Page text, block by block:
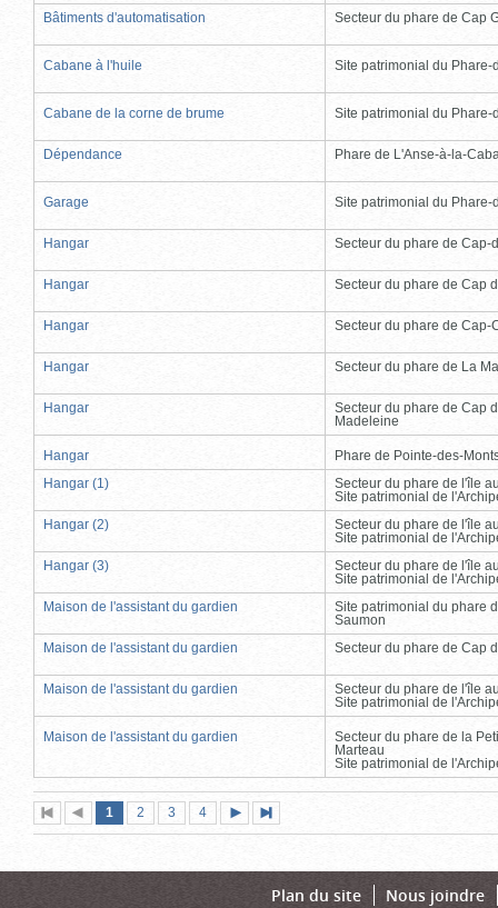
Bâtiments d'automatisation Secteur du phare de Cap
Cabane à l'huile Site patrimonial du Phare-
Cabane de la corne de brume Site patrimonial du Phare-
Dépendance Phare de L'Anse-à-la-
Garage Site patrimonial du Phare-
Hangar Secteur du phare de Cap-
Hangar Secteur du phare de Cap
Hangar Secteur du phare de Cap-
Hangar Secteur du phare de La
Hangar
Secteur du phare de Cap
Madeleine
Hangar
Phare de Pointe-des-
Hangar (1)
Secteur du phare de l'île
Site patrimonial de
Hangar (2)
Secteur du phare de l'île
Site patrimonial de
Hangar (3)
Secteur du phare de l'île
Site patrimonial de
Maison de l'assistant du gardien
Site patrimonial du phare
Saumon
Maison de l'assistant du gardien
Secteur du phare de Cap
Maison de l'assistant du gardien
Secteur du phare de l'île
Site patrimonial de
Maison de l'assistant du gardien
Secteur du phare de la
Marteau
Site patrimonial de
Première
page
Page
précédente
Page
1 (page
actuelle)
Page
2 Page
3 Page
4
suivante
page
Plan du site Nous joindre